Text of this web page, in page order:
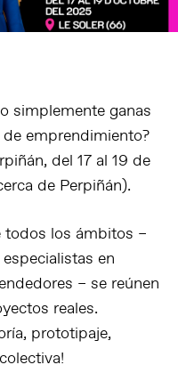
simplemente ganas
emprendimiento?
del 17 al 19 de
de Perpiñán).
todos los ámbitos –
en
– se reúnen
reales.
prototipaje,